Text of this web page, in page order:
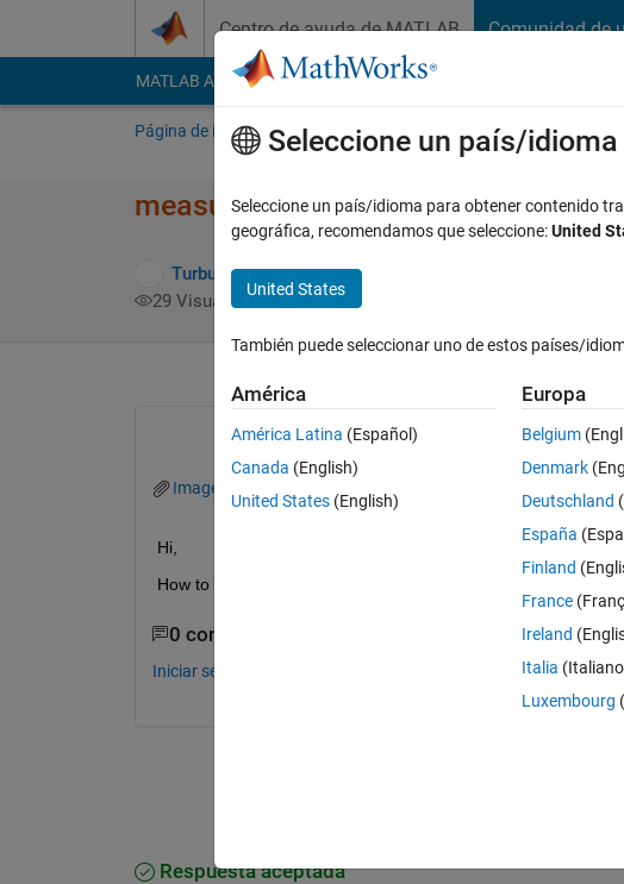
Centro de ayuda de MATLAB Comunidad de
MATLAB Answers File Exchange Cody
Página de inicio Preguntar Examinar
measure the length in the image
Turbulence Analysis 21 Dic. 2023
29 Visualizaciones (30 días)
Image 2.bmp
Hi,
How to measure the length of the continous portion of the
0 comentarios
Iniciar sesión para comentar.
Respuesta aceptada
Seleccione un país/idioma
Seleccione un país/idioma para obtener contenido
geográfica, recomendamos que seleccione:United
United States
También puede seleccionar uno de estos países/
América
América Latina (Español)
Canada (English)
United States (English)
Europa
Belgium
Denmark
Deutschland
España
Finland
France
Ireland
Italia
Luxembourg